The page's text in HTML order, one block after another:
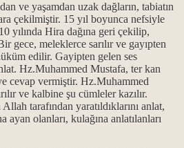
ve yaşamdan uzak dağların, tabiatın
çekilmiştir. 15 yıl boyunca nefsiyle
yılında Hira dağına geri çekilip,
gece, meleklerce sarılır ve gayıpten
edilir. Gayipten gelen ses
Hz.Muhammed Mustafa, ter kan
cevap vermiştir. Hz.Muhammed
ve kalbine şu cümleler kazılır.
tarafından yaratıldıklarını anlat,
olanları, kulağına anlatılanları